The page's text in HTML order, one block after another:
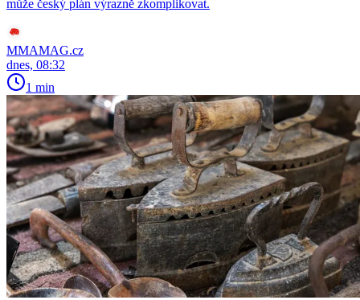
může český plán výrazně zkomplikovat.
MMAMAG.cz
dnes, 08:32
1 min